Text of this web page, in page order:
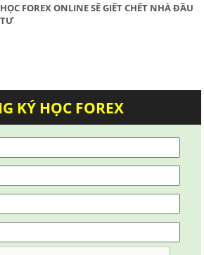
HỌC FOREX ONLINE SẼ GIẾT CHẾT NHÀ ĐẦU
TƯ
KÝ HỌC FOREX